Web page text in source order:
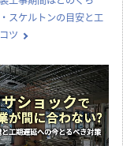
スケルトンの目安と工
ツ